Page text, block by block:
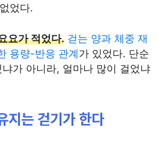
었다.
요가 적었다. 걷는 양과 체중 재
용량-반응 관계가 있었다. 단순
가 아니라, 얼마나 많이 걸었냐
지는 걷기가 한다